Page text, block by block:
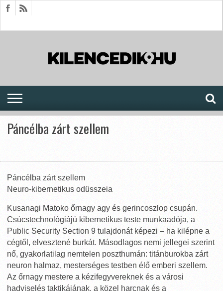
Páncélba zárt szellem
Páncélba zárt szellem
Neuro-kibernetikus odüsszeia
Kusanagi Matoko őrnagy agy és gerincoszlop csupán.
Csúcstechnológiájú kibernetikus teste munkaadója, a
Public Security Section 9 tulajdonát képezi – ha kilépne a
cégtől, elvesztené burkát. Másodlagos nemi jellegei szerint
nő, gyakorlatilag nemtelen poszthumán: titánburokba zárt
neuron halmaz, mesterséges testben élő emberi szellem.
Az őrnagy mestere a kézifegyvereknek és a városi
hadviselés taktikájának, a közel harcnak és a